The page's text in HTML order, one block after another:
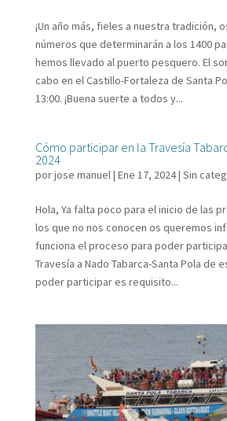
¡Un año más, fieles a nuestra tradición,
números que determinarán a los 1400
hemos llevado al puerto pesquero. El
cabo en el Castillo-Fortaleza de Santa
13:00. ¡Buena suerte a todos y...
Cómo participar en la Travesía
2024
porjose manuel| Ene 17, 2024| Sin
Hola, Ya falta poco para el inicio de las
los que no nos conocen os queremos
funciona el proceso para poder
Travesía a Nado Tabarca-Santa Pola de
poder participar es requisito...